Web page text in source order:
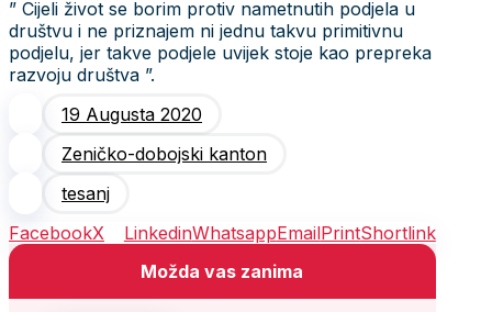
” Cijeli život se borim protiv nametnutih podjela u
društvu i ne priznajem ni jednu takvu primitivnu
podjelu, jer takve podjele uvijek stoje kao prepreka
razvoju društva ”.
19 Augusta 2020
Zeničko-dobojski kanton
tesanj
FacebookX LinkedinWhatsappEmailPrintShortlink
Možda vas zanima